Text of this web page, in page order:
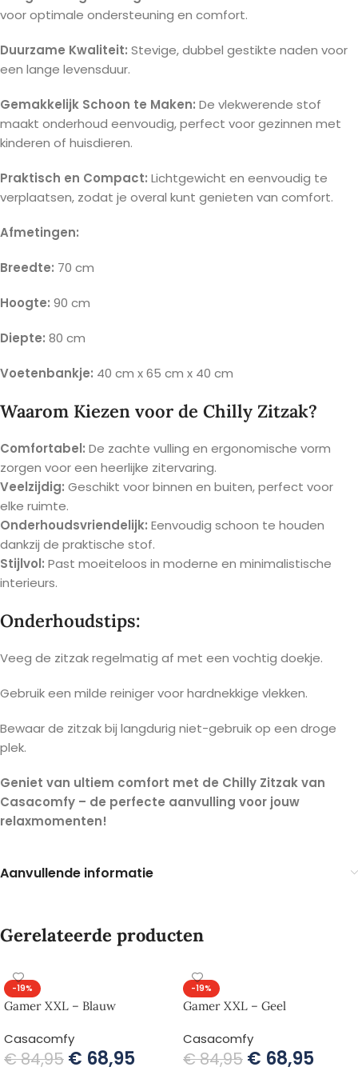
voor optimale ondersteuning en comfort.
Duurzame Kwaliteit: Stevige, dubbel gestikte naden voor
een lange levensduur.
Gemakkelijk Schoon te Maken: De vlekwerende stof
maakt onderhoud eenvoudig, perfect voor gezinnen met
kinderen of huisdieren.
Praktisch en Compact: Lichtgewicht en eenvoudig te
verplaatsen, zodat je overal kunt genieten van comfort.
Afmetingen:
Breedte: 70 cm
Hoogte: 90 cm
Diepte: 80 cm
Voetenbankje: 40 cm x 65 cm x 40 cm
Waarom Kiezen voor de Chilly Zitzak?
Comfortabel: De zachte vulling en ergonomische vorm
zorgen voor een heerlijke zitervaring.
Veelzijdig: Geschikt voor binnen en buiten, perfect voor
elke ruimte.
Onderhoudsvriendelijk: Eenvoudig schoon te houden
dankzij de praktische stof.
Stijlvol: Past moeiteloos in moderne en minimalistische
interieurs.
Onderhoudstips:
Veeg de zitzak regelmatig af met een vochtig doekje.
Gebruik een milde reiniger voor hardnekkige vlekken.
Bewaar de zitzak bij langdurig niet-gebruik op een droge
plek.
Geniet van ultiem comfort met de Chilly Zitzak van
Casacomfy – de perfecte aanvulling voor jouw
relaxmomenten!
Aanvullende informatie
Gerelateerde producten
-19%
Gamer XXL – Blauw
Casacomfy
€84,95 € 68,95
-19%
Gamer XXL – Geel
Casacomfy
€84,95 € 68,95